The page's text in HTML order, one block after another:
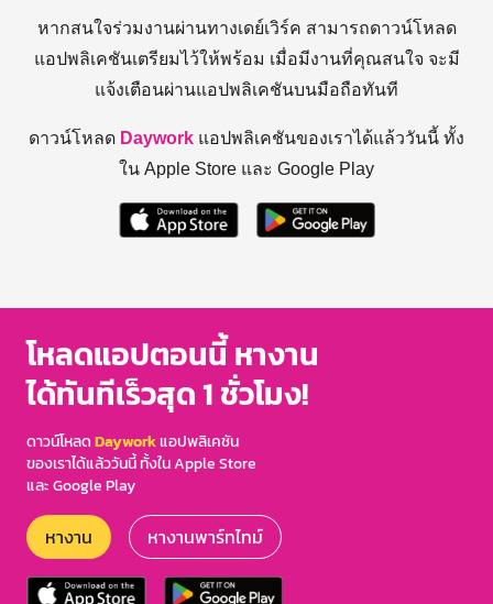
หากสนใจร่วมงานผ่านทางเดย์เวิร์ค สามารถดาวน์โหลด
แอปพลิเคชันเตรียมไว้ให้พร้อม เมื่อมีงานที่คุณสนใจ จะมี
แจ้งเตือนผ่านแอปพลิเคชันบนมือถือทันที
ดาวน์โหลด Daywork แอปพลิเคชันของเราได้แล้ววันนี้ ทั้ง
ใน Apple Store และ Google Play
โหลดแอปตอนนี้ หางาน
ได้ทันทีเร็วสุด 1 ชั่วโมง!
ดาวน์โหลดDayworkแอปพลิเคชัน
ของเราได้แล้ววันนี้ ทั้งใน Apple Store
และ Google Play
หางาน หางานพาร์ทไทม์